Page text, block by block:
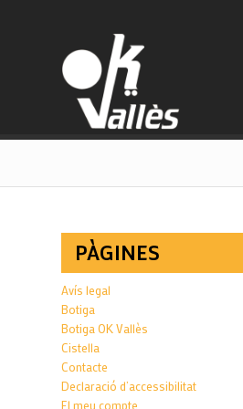
PÀGINES
Avís legal
Botiga
Botiga OK Vallès
Cistella
Contacte
Declaració d’accessibilitat
El meu compte